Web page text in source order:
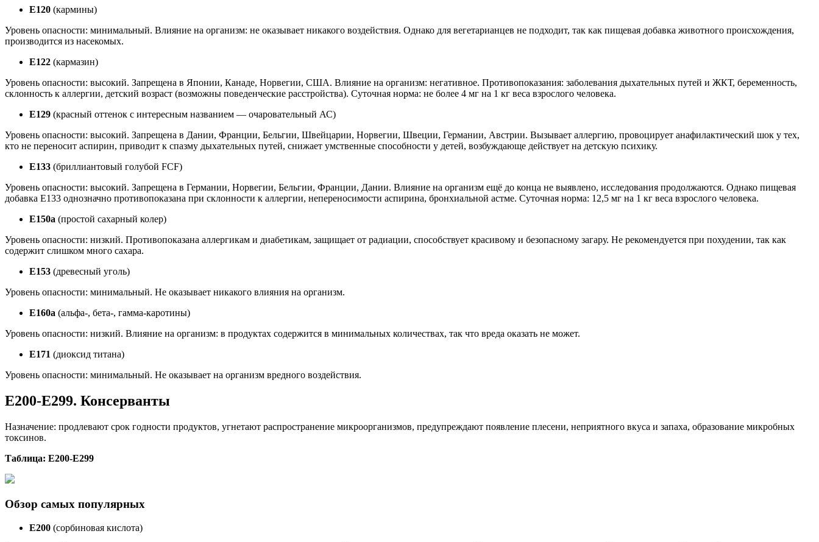
Е120 (кармины)
Уровень опасности: минимальный. Влияние на организм: не оказывает никакого воздействия. Однако для вегетарианцев не подходит, так как пищевая добавка животного происхождения,
производится из насекомых.
Е122 (кармазин)
Уровень опасности: высокий. Запрещена в Японии, Канаде, Норвегии, США. Влияние на организм: негативное. Противопоказания: заболевания дыхательных путей и ЖКТ, беременность,
склонность к аллергии, детский возраст (возможны поведенческие расстройства). Суточная норма: не более 4 мг на 1 кг веса взрослого человека.
Е129 (красный оттенок с интересным названием — очаровательный АС)
Уровень опасности: высокий. Запрещена в Дании, Франции, Бельгии, Швейцарии, Норвегии, Швеции, Германии, Австрии. Вызывает аллергию, провоцирует анафилактический шок у тех,
кто не переносит аспирин, приводит к спазму дыхательных путей, снижает умственные способности у детей, возбуждающе действует на детскую психику.
Е133 (бриллиантовый голубой FCF)
Уровень опасности: высокий. Запрещена в Германии, Норвегии, Бельгии, Франции, Дании. Влияние на организм ещё до конца не выявлено, исследования продолжаются. Однако пищевая
добавка Е133 однозначно противопоказана при склонности к аллергии, непереносимости аспирина, бронхиальной астме. Суточная норма: 12,5 мг на 1 кг веса взрослого человека.
Е150а (простой сахарный колер)
Уровень опасности: низкий. Противопоказана аллергикам и диабетикам, защищает от радиации, способствует красивому и безопасному загару. Не рекомендуется при похудении, так как
содержит слишком много сахара.
Е153 (древесный уголь)
Уровень опасности: минимальный. Не оказывает никакого влияния на организм.
Е160а (альфа-, бета-, гамма-каротины)
Уровень опасности: низкий. Влияние на организм: в продуктах содержится в минимальных количествах, так что вреда оказать не может.
Е171 (диоксид титана)
Уровень опасности: минимальный. Не оказывает на организм вредного воздействия.
Е200-Е299. Консерванты
Назначение: продлевают срок годности продуктов, угнетают распространение микроорганизмов, предупреждают появление плесени, неприятного вкуса и запаха, образование микробных
токсинов.
Таблица: Е200-Е299
Обзор самых популярных
Е200 (сорбиновая кислота)